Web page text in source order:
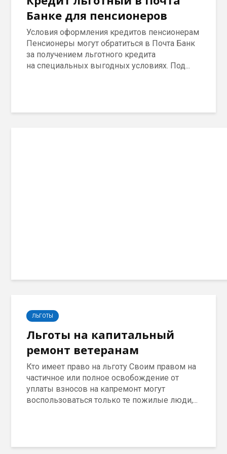
Банке для пенсионеров
Условия оформления кредитов пенсионерам
Пенсионеры могут обратиться в Почта Банк
за получением льготного кредита
на специальных выгодных условиях. Под...
ЛЬГОТЫ
Льготы на капитальный
ремонт ветеранам
Кто имеет право на льготу Своим правом на
частичное или полное освобождение от
уплаты взносов на капремонт могут
воспользоваться только те пожилые люди,...